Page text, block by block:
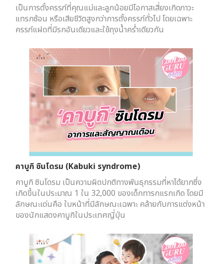
เป็นการตั้งครรภ์ที่คุณแม่และลูกน้อยมีโอกาสเสี่ยงเกิดภาวะ
แทรกซ้อน หรือเสียชีวิตสูงกว่าการตั้งครรภ์ทั่วไป โดยเฉพาะ
ครรภ์แฝดที่มีรกอันเดียวและใช้ถุงน้ำคร่ำเดียวกัน
คาบูกิ ซินโดรม (Kabuki syndrome)
คาบูกิ ซินโดรม เป็นความผิดปกติทางพันธุกรรมที่หาได้ยากซึ่ง
เกิดขึ้นในประมาณ 1 ใน 32,000 ของเด็กทารกแรกเกิด โดยมี
ลักษณะเด่นคือ ใบหน้าที่มีลักษณะเฉพาะ คล้ายกับการแต่งหน้า
ของนักแสดงคาบูกิในประเทศญี่ปุ่น